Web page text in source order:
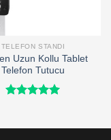
TELEFON STANDI
Uzun Kollu Tablet
Telefon Tutucu
aldı